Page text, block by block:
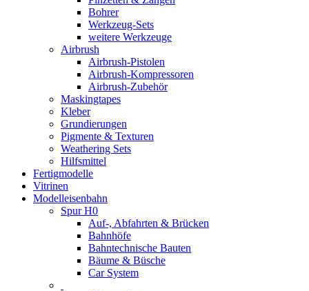
Bohrer
Werkzeug-Sets
weitere Werkzeuge
Airbrush
Airbrush-Pistolen
Airbrush-Kompressoren
Airbrush-Zubehör
Maskingtapes
Kleber
Grundierungen
Pigmente & Texturen
Weathering Sets
Hilfsmittel
Fertigmodelle
Vitrinen
Modelleisenbahn
Spur H0
Auf-, Abfahrten & Brücken
Bahnhöfe
Bahntechnische Bauten
Bäume & Büsche
Car System